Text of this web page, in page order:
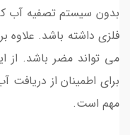
بدون سیستم تصفیه آب
فلزی داشته باشد. علاوه
می تواند مضر باشد. از
برای اطمینان از دریافت
مهم است.